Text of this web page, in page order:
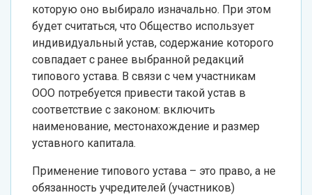
которую оно выбирало изначально. При этом
будет считаться, что Общество использует
индивидуальный устав, содержание которого
совпадает с ранее выбранной редакций
типового устава. В связи с чем участникам
ООО потребуется привести такой устав в
соответствие с законом: включить
наименование, местонахождение и размер
уставного капитала.
Применение типового устава – это право, а не
обязанность учредителей (участников)